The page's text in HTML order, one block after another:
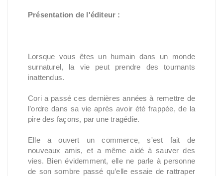
Présentation de l'éditeur :
Lorsque vous êtes un humain dans un monde
surnaturel, la vie peut prendre des tournants
inattendus.
Cori a passé ces dernières années à remettre de
l’ordre dans sa vie après avoir été frappée, de la
pire des façons, par une tragédie.
Elle a ouvert un commerce, s'est fait de
nouveaux amis, et a même aidé à sauver des
vies. Bien évidemment, elle ne parle à personne
de son sombre passé qu’elle essaie de rattraper